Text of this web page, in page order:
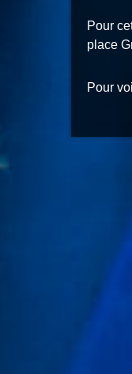
Pour
place
Pour